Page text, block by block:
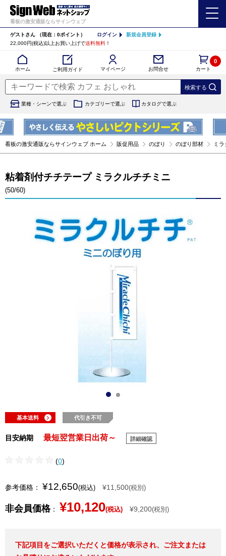
看板の激安通販ならサインウェブ
ゲストさん （現在：0ポイント） ログイン
新規会員登録
22,000円(税込)以上お買い上げで送料無料 ！
ホーム ご利用ガイド マイページ お問合せ カート
0
業種・シーンで選ぶ カテゴリーで選ぶ カタログで選ぶ
看板の激安通販ならサインウェブ ホーム 販促用品 のぼり のぼり部材 ミ
粘着剤付チチテープ ミラクルチチミニ
(50/60)
基本送料 代引き不可
目安納期 最短翌営業日出荷～ 詳細確認
(0)
参考価格： ¥12,650(税込) ¥11,500(税別)
非会員価格： ¥10,120(税込) ¥9,200(税別)
下記項目をご選択いただくと価格が表示され、ご注文または